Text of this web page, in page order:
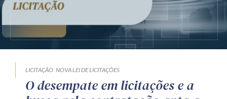
LICITAÇÃO NOVA LEI DE LICITAÇÕES
O desempate em licitações e a